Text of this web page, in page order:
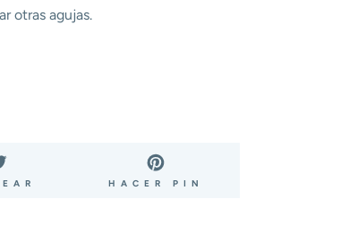
otras agujas.
TUITEARHACER PIN